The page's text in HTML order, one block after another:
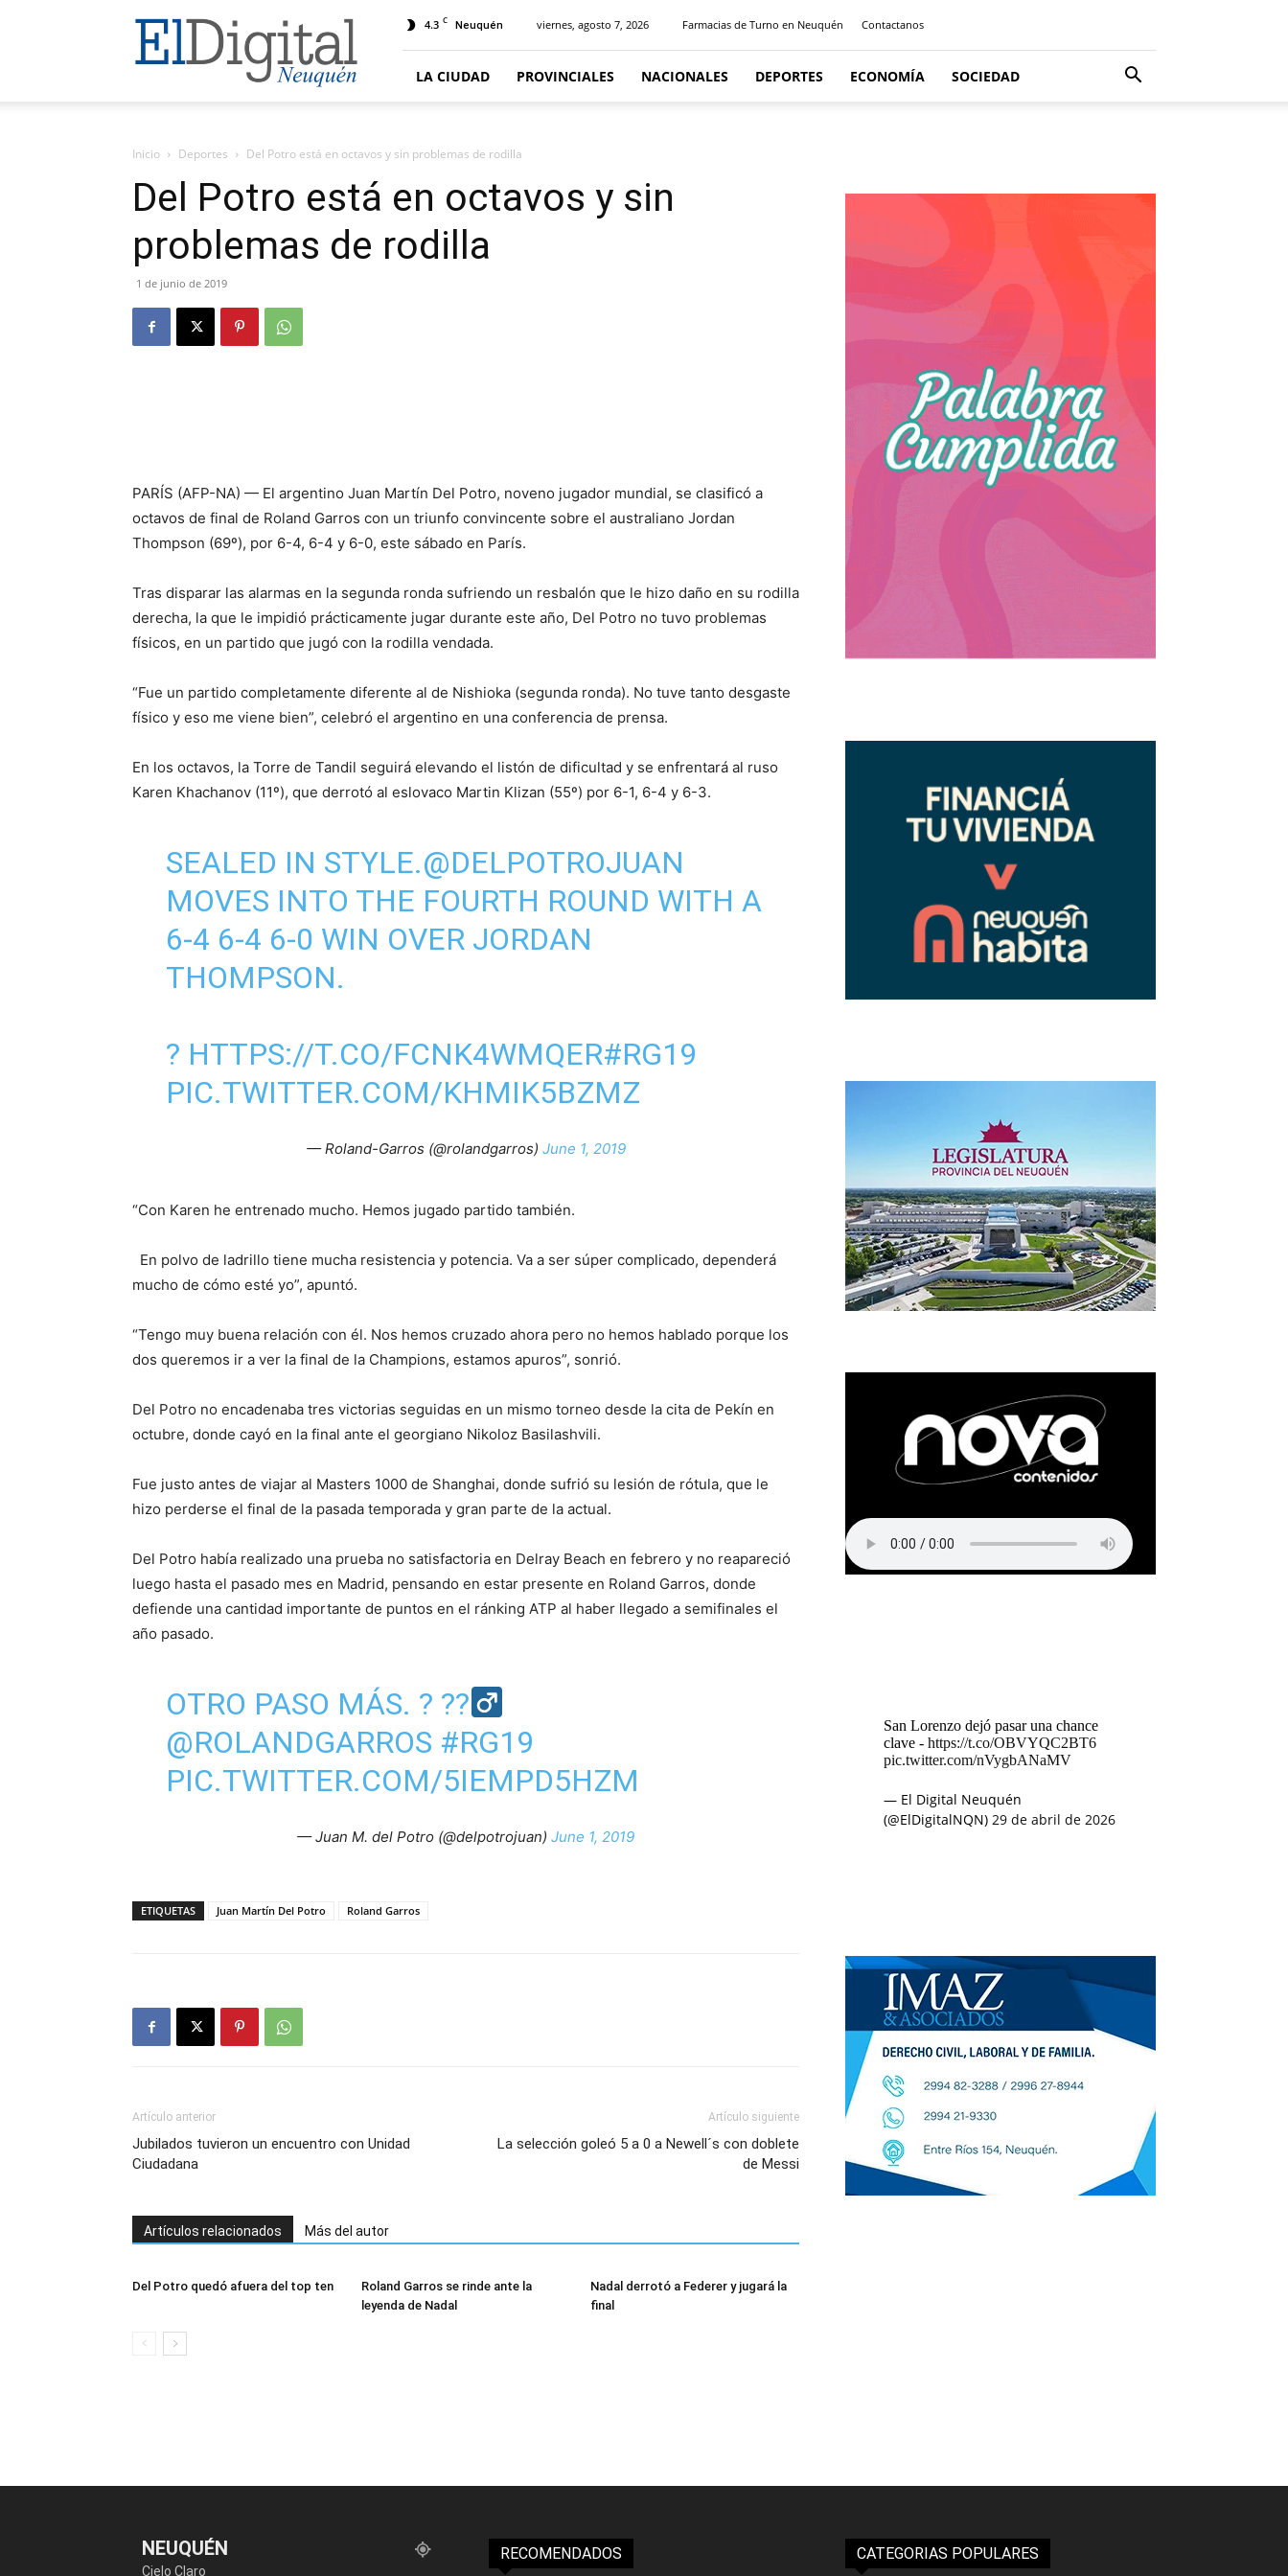
El
Digital
Neuquen
4.3 C Neuquén viernes, agosto 7, 2026 Farmacias de Turno en Neuquén Contactanos
LA CIUDAD PROVINCIALES NACIONALES DEPORTES ECONOMÍA SOCIEDAD
Inicio Deportes Del Potro está en octavos y sin problemas de rodilla
Del Potro está en octavos y sin
problemas de rodilla
1 de junio de 2019
PARÍS (AFP-NA) — El argentino Juan Martín Del Potro, noveno jugador mundial, se clasificó a
octavos de final de Roland Garros con un triunfo convincente sobre el australiano Jordan
Thompson (69º), por 6-4, 6-4 y 6-0, este sábado en París.
Tras disparar las alarmas en la segunda ronda sufriendo un resbalón que le hizo daño en su rodilla
derecha, la que le impidió prácticamente jugar durante este año, Del Potro no tuvo problemas
físicos, en un partido que jugó con la rodilla vendada.
“Fue un partido completamente diferente al de Nishioka (segunda ronda). No tuve tanto desgaste
físico y eso me viene bien”, celebró el argentino en una conferencia de prensa.
En los octavos, la Torre de Tandil seguirá elevando el listón de dificultad y se enfrentará al ruso
Karen Khachanov (11º), que derrotó al eslovaco Martin Klizan (55º) por 6-1, 6-4 y 6-3.
SEALED IN STYLE.@DELPOTROJUAN
MOVES INTO THE FOURTH ROUND WITH A
6-4 6-4 6-0 WIN OVER JORDAN
THOMPSON.
? HTTPS://T.CO/FCNK4WMQER#RG19
PIC.TWITTER.COM/KHMIK5BZMZ
— Roland-Garros (@rolandgarros) June 1, 2019
“Con Karen he entrenado mucho. Hemos jugado partido también.
En polvo de ladrillo tiene mucha resistencia y potencia. Va a ser súper complicado, dependerá
mucho de cómo esté yo”, apuntó.
“Tengo muy buena relación con él. Nos hemos cruzado ahora pero no hemos hablado porque los
dos queremos ir a ver la final de la Champions, estamos apuros”, sonrió.
Del Potro no encadenaba tres victorias seguidas en un mismo torneo desde la cita de Pekín en
octubre, donde cayó en la final ante el georgiano Nikoloz Basilashvili.
Fue justo antes de viajar al Masters 1000 de Shanghai, donde sufrió su lesión de rótula, que le
hizo perderse el final de la pasada temporada y gran parte de la actual.
Del Potro había realizado una prueba no satisfactoria en Delray Beach en febrero y no reapareció
luego hasta el pasado mes en Madrid, pensando en estar presente en Roland Garros, donde
defiende una cantidad importante de puntos en el ránking ATP al haber llegado a semifinales el
año pasado.
OTRO PASO MÁS. ? ??‍
@ROLANDGARROS #RG19
PIC.TWITTER.COM/5IEMPD5HZM
— Juan M. del Potro (@delpotrojuan) June 1, 2019
ETIQUETAS Juan Martín Del Potro Roland Garros
Artículo anterior
Jubilados tuvieron un encuentro con Unidad
Ciudadana
Artículo siguiente
La selección goleó 5 a 0 a Newell´s con doblete
de Messi
Artículos relacionados Más del autor
Del Potro quedó afuera del top ten
Roland Garros se rinde ante la
leyenda de Nadal
Nadal derrotó a Federer y jugará la
final
San Lorenzo dejó pasar una chance
clave - https://t.co/OBVYQC2BT6
pic.twitter.com/nVygbANaMV
— El Digital Neuquén
(@ElDigitalNQN) 29 de abril de 2026
NEUQUÉN
Cielo Claro
RECOMENDADOS CATEGORIAS POPULARES